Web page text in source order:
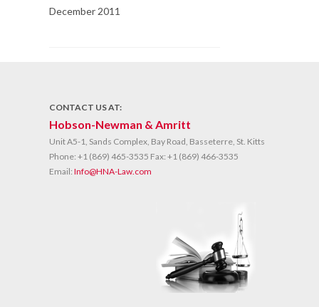
December 2011
CONTACT US AT:
Hobson-Newman & Amritt
Unit A5-1, Sands Complex, Bay Road, Basseterre, St. Kitts
Phone: +1 (869) 465-3535 Fax: +1 (869) 466-3535
Email: Info@HNA-Law.com